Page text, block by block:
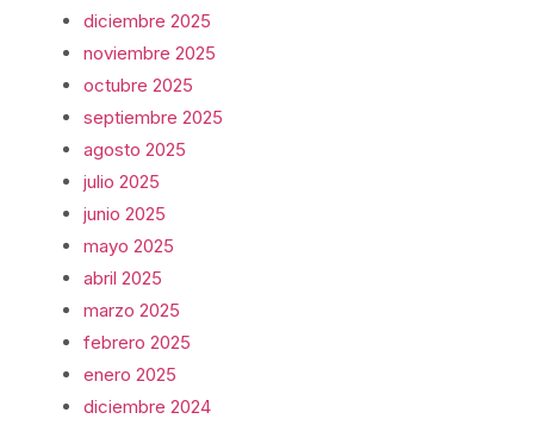
diciembre 2025
noviembre 2025
octubre 2025
septiembre 2025
agosto 2025
julio 2025
junio 2025
mayo 2025
abril 2025
marzo 2025
febrero 2025
enero 2025
diciembre 2024